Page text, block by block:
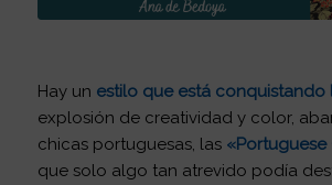
Hay un estilo que está conquistando
explosión de creatividad y color,
chicas portuguesas, las «Portuguese
que solo algo tan atrevido podía